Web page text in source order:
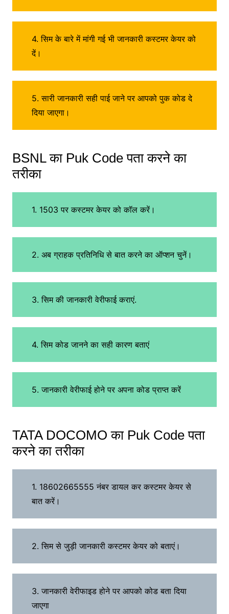
4. सिम के बारे में मांगी गई भी जानकारी कस्टमर केयर को
दें।
5. सारी जानकारी सही पाई जाने पर आपको पुक कोड दे
दिया जाएगा।
BSNL का Puk Code पता करने का
तरीका
1. 1503 पर कस्टमर केयर को कॉल करें।
2. अब ग्राहक प्रतिनिधि से बात करने का ऑप्शन चुनें।
3. सिम की जानकारी वेरीफाई कराएं.
4. सिम कोड जानने का सही कारण बताएं
5. जानकारी वेरीफाई होने पर अपना कोड प्राप्त करें
TATA DOCOMO का Puk Code पता
करने का तरीका
1. 18602665555 नंबर डायल कर कस्टमर केयर से
बात करें।
2. सिम से जुड़ी जानकारी कस्टमर केयर को बताएं।
3. जानकारी वेरीफाइड होने पर आपको कोड बता दिया
जाएगा